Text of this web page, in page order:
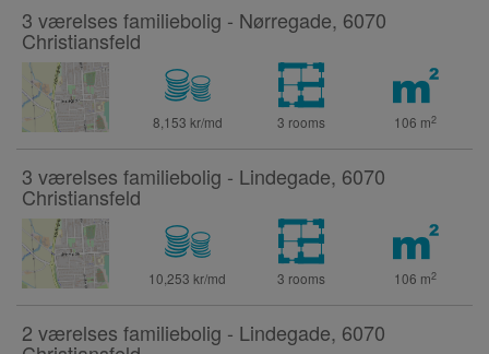
3 værelses familiebolig - Nørregade, 6070
Christiansfeld
8,153 kr/md 3 rooms 106 m2
3 værelses familiebolig - Lindegade, 6070
Christiansfeld
10,253 kr/md 3 rooms 106 m2
2 værelses familiebolig - Lindegade, 6070